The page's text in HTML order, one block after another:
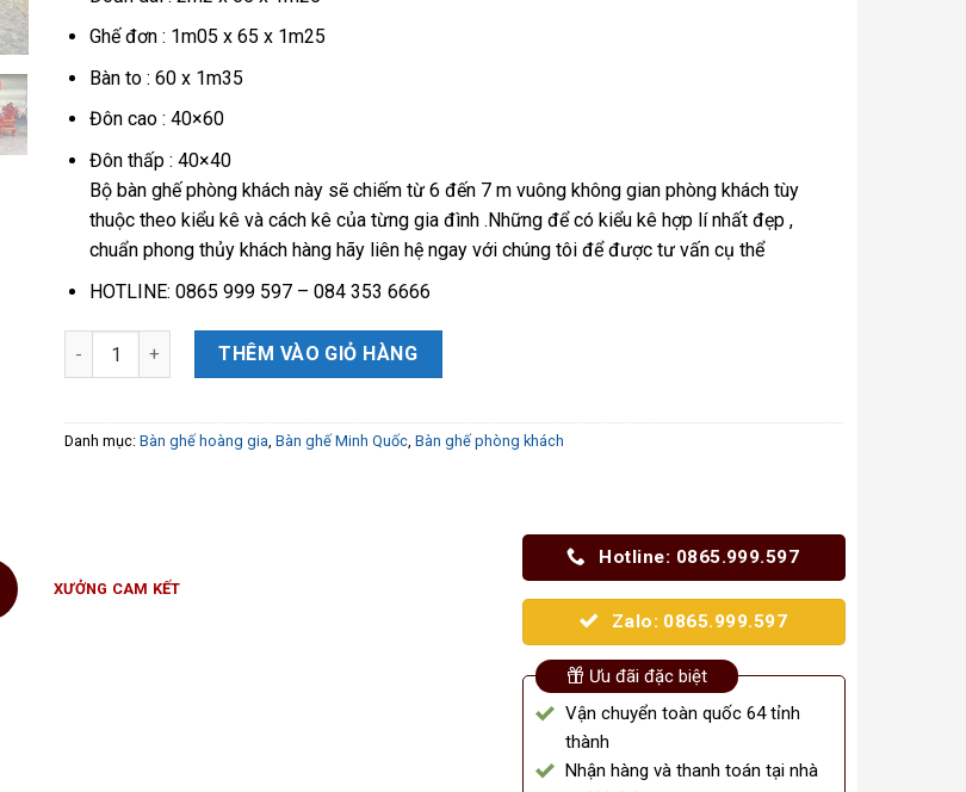
Ghế đơn : 1m05 x 65 x 1m25
Bàn to : 60 x 1m35
Đôn cao : 40×60
Đôn thấp : 40×40
Bộ bàn ghế phòng khách này sẽ chiếm từ 6 đến 7 m vuông không gian phòng khách tùy
thuộc theo kiểu kê và cách kê của từng gia đình .Những để có kiểu kê hợp lí nhất đẹp ,
chuẩn phong thủy khách hàng hãy liên hệ ngay với chúng tôi để được tư vấn cụ thể
HOTLINE: 0865 999 597 – 084 353 6666
Bàn ghế Hoàng Gia luis gỗ lim nam phi hàng đẹp dày dặn loại 1 số lượng
THÊM VÀO GIỎ HÀNG
Danh mục:Bàn ghế hoàng gia,Bàn ghế Minh Quốc,Bàn ghế phòng khách
XƯỞNG CAM KẾT
Hotline: 0865.999.597
Zalo: 0865.999.597
Ưu đãi đặc biệt
Vận chuyển toàn quốc 64 tỉnh
thành
Nhận hàng và thanh toán tại nhà